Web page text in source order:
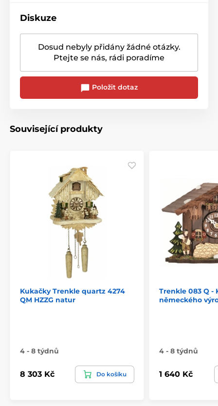
Diskuze
Dosud nebyly přidány žádné otázky.
Ptejte se nás, rádi poradíme
Položit dotaz
Související produkty
Kukačky Trenkle quartz 4274
QM HZZG natur
4 - 8 týdnů
8 303 Kč Do košíku
Trenkle 083 Q -
německého
4 - 8 týdnů
1 640 Kč